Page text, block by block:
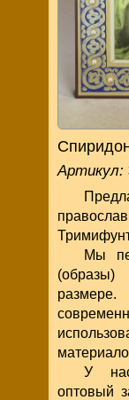
Артикул:
Мы
(образы)
У
оптовый